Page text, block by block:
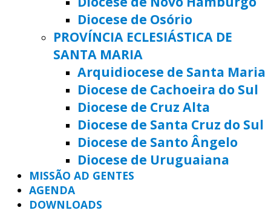
Diocese de Osório
PROVÍNCIA ECLESIÁSTICA DE
SANTA MARIA
Arquidiocese de Santa Maria
Diocese de Cachoeira do Sul
Diocese de Cruz Alta
Diocese de Santa Cruz do Sul
Diocese de Santo Ângelo
Diocese de Uruguaiana
MISSÃO AD GENTES
AGENDA
DOWNLOADS